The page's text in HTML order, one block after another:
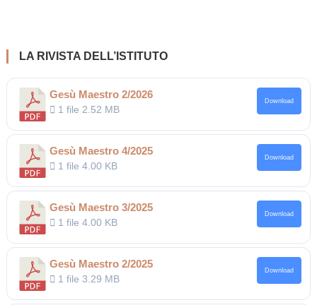
LA RIVISTA DELL’ISTITUTO
Gesù Maestro 2/2026
1 file 2.52 MB
Download
Gesù Maestro 4/2025
1 file4.00 KB
Download
Gesù Maestro 3/2025
1 file4.00 KB
Download
Gesù Maestro 2/2025
1 file3.29 MB
Download